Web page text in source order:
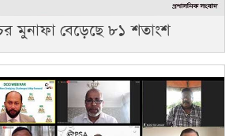
মুনাফা বেড়েছে ৮১ শতাংশ